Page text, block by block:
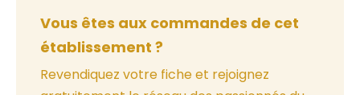
Vous êtes aux commandes de cet
établissement ?
Revendiquez votre fiche et rejoignez